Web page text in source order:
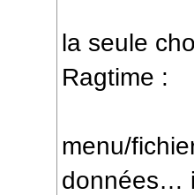
la seule
Ragtime :
menu/
données…